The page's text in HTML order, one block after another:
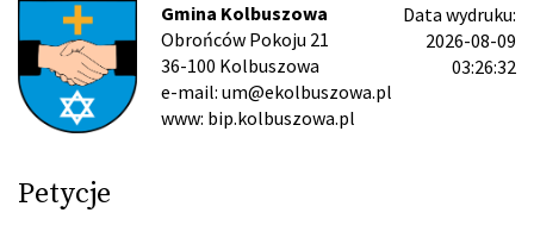
Gmina Kolbuszowa
Obrońców Pokoju 21
36-100 Kolbuszowa
e-mail: um@ekolbuszowa.pl
www: bip.kolbuszowa.pl
Data wydruku:
2026-08-09
03:26:32
Petycje